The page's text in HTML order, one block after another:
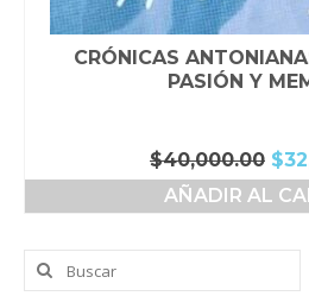
CRÓNICAS
PASIÓN Y
$40,000.00 El
$
AÑADIR AL
Buscar
por: